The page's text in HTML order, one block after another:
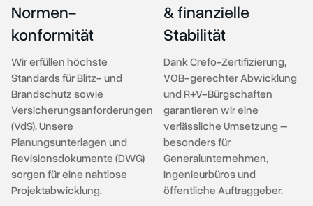
Normen-
konformität
Wir erfüllen höchste
Standards für Blitz- und
Brandschutz sowie
Versicherungsanforderungen
(VdS). Unsere
Planungsunterlagen und
Revisionsdokumente (DWG)
sorgen für eine nahtlose
Projektabwicklung.
& finanzielle
Stabilität
Dank Crefo-Zertifizierung,
VOB-gerechter Abwicklung
und R+V-Bürgschaften
garantieren wir eine
verlässliche Umsetzung –
besonders für
Generalunternehmen,
Ingenieurbüros und
öffentliche Auftraggeber.